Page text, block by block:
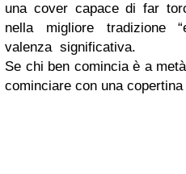
una cover capace di far
nella migliore tradizione
valenza significativa.
Se chi ben comincia è a
cominciare con una